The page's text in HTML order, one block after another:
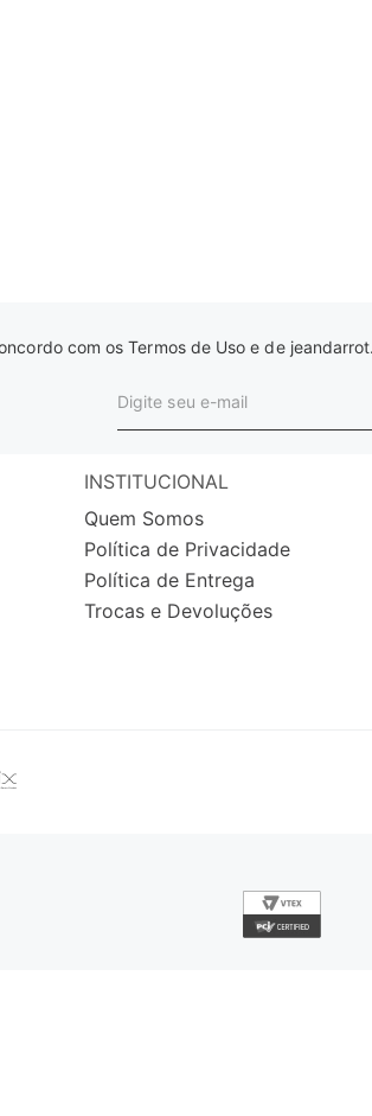
com os Termos de Uso e de jeandarrot.
INSTITUCIONAL
Quem Somos
Política de Privacidade
Política de Entrega
Trocas e Devoluções